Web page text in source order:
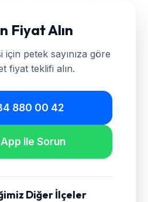
Fiyat Alın
için petek sayınıza göre
fiyat teklifi alın.
880 00 42
ile Sorun
Diğer İlçeler